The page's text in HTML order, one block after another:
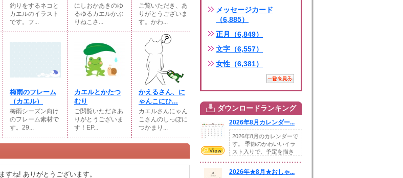
釣りをするネコと
カエルのイラスト
です。フ...
にしおかあきのゆ
るゆるカエルかぶ
りねこさ...
ご覧いただき、あ
りがとうございま
す。かわ...
梅雨のフレーム
（カエル）
梅雨シーズン向け
のフレーム素材で
す。29...
カエルとかたつ
むり
ご閲覧いただきあ
りがとうございま
す！EP...
かえるさん、に
ゃんこにひ...
カエルさんにゃん
こさんのしっぽに
つかまり...
すね! ありがとうございます。
メッセージカード
（6,885）
正月（6,849）
文字（6,557）
女性（6,381）
ダウンロードランキング
2026年8月カレンダー...
2026年8月のカレンダーで
す。 季節のかわいいイラ
スト入りで、予定を描き
2026年★8月★おしゃ...